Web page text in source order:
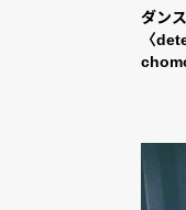
ダン
〈